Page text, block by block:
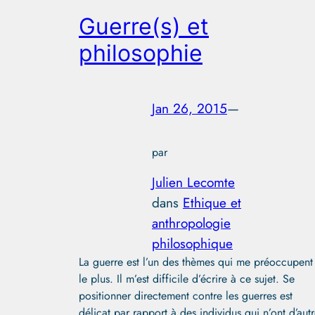
Guerre(s) et
philosophie
Jan 26, 2015—
par
Julien Lecomte
dans Ethique et
anthropologie
philosophique
La guerre est l’un des thèmes qui me préoccupent
le plus. Il m’est difficile d’écrire à ce sujet. Se
positionner directement contre les guerres est